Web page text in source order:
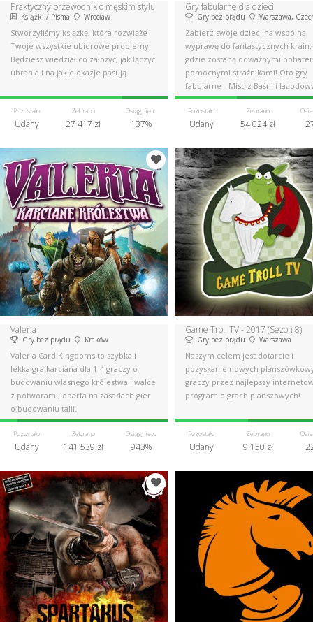
Praktyczny przewodnik o męskim stylu
Książki / Pisma Wrocław
Stworzyliśmy książkę, która rozwiąże
Twoje wszystkie ubiorowe problemy.
Będziesz wiedział co założyć, jak łączyć
ubrania i na jakie okazje pasują.
Pozostało
Udany
Zebrano
27 417 zł
Osiągnięto
137%
Gry fabularne dla dzieci
Gry bez prądu Warszawa, Czechowice-
Zabierz swoje dzieci na wspólną
wyprawę do fantastycznych krain,
gdzie zostaną odważnymi
pomocnymi strażnikami! Oto gry
fabularne - Mistrz Baśni i
Pozostało
Udany
Zebrano
54 024 zł
Valeria
Gry bez prądu Kraków
Valeria Card Kingdoms to szybka i
lekka gra karciana dla 1-4 graczy o
budowaniu własnego królestwa i walce
z potworami, oparta na zasadach gier
o budowaniu talii.
Pozostało
Udany
Zebrano
141 539 zł
Osiągnięto
943%
Game Troll TV - 2017 (Sezon 8)
Gry bez prądu Warszawa
Naszym celem jest dotarcie i
pozyskanie nowych
graczy przez najlepszy
program o grach planszowych!
Pozostało
Udany
Zebrano
9 150 zł